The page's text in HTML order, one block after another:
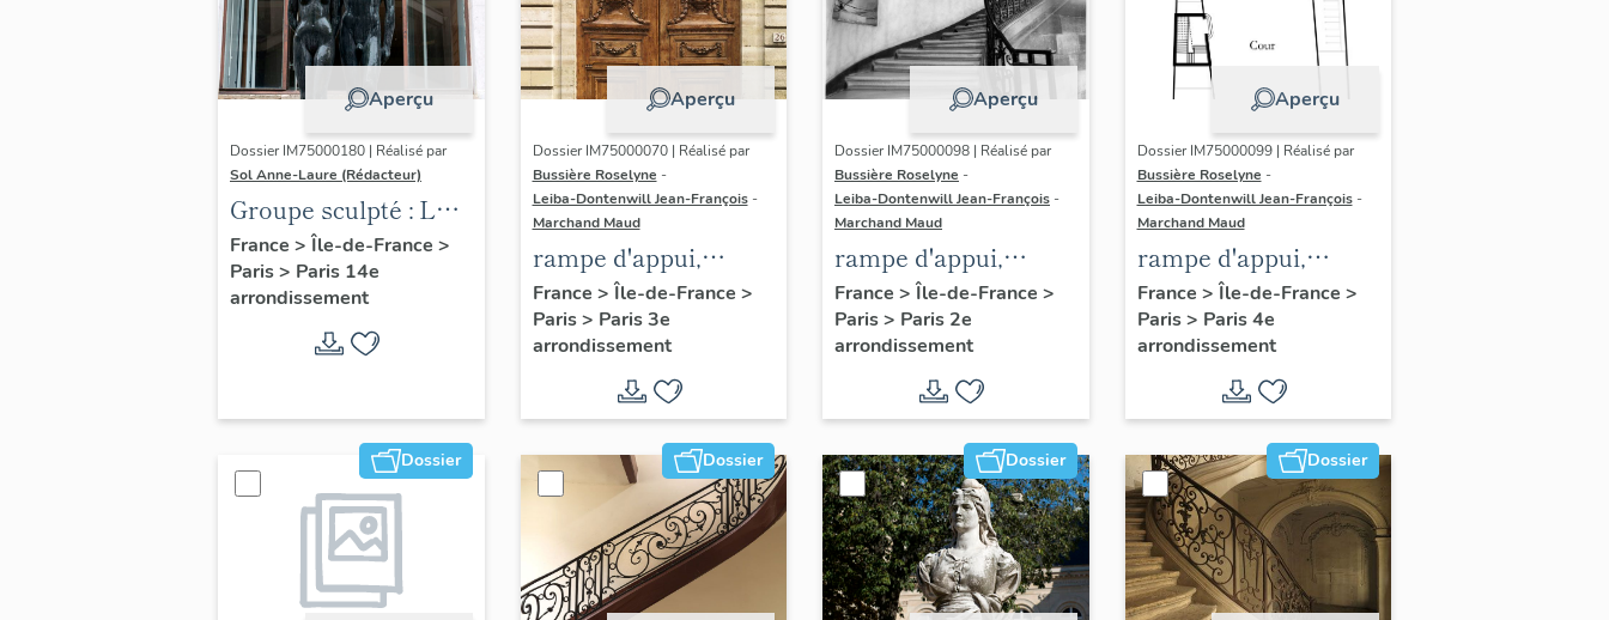
Aperçu
Dossier IM75000180 | Réalisé par
Sol Anne-Laure (Rédacteur)
Groupe sculpté : Les
Adolescents
France > Île-de-France >
Paris> Paris 14e
arrondissement
Aperçu
Dossier IM75000070 | Réalisé par
Bussière Roselyne -
Leiba-Dontenwill Jean-François -
Marchand Maud
rampe d'appui,
escalier de l' hôtel de
Sandreville (non
étudié)
France > Île-de-France >
Paris> Paris 3e
arrondissement
Aperçu
Dossier IM75000098 | Réalisé par
Bussière Roselyne -
Leiba-Dontenwill Jean-François -
Marchand Maud
rampe d'appui,
escalier de la maison
à porte cochère (non
étudié)
France > Île-de-France >
Paris> Paris 2e
arrondissement
Aperçu
Dossier IM75000099 | Réalisé par
Bussière Roselyne -
Leiba-Dontenwill Jean-François -
Marchand Maud
rampe d'appui,
escalier de la maison
à porte cochère (non
étudié)
France > Île-de-France >
Paris> Paris 4e
arrondissement
Dossier Dossier Dossier Dossier